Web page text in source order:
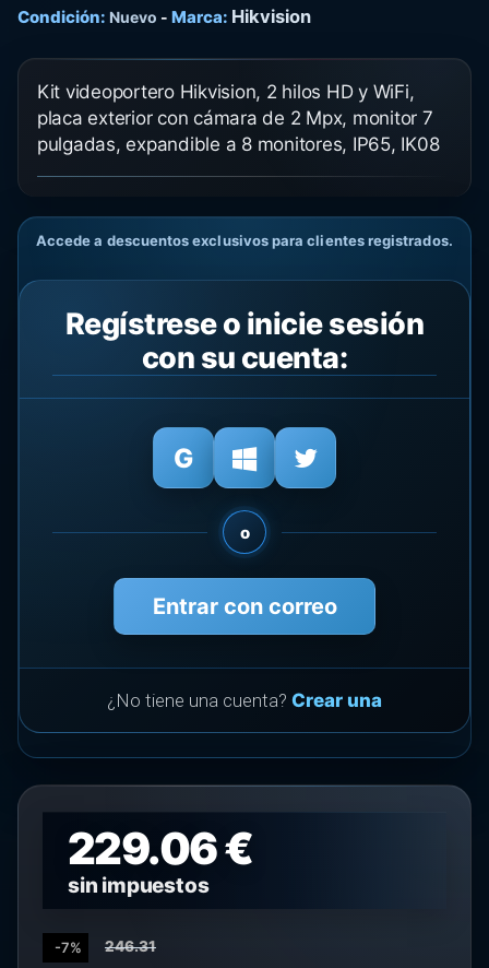
Condición: Nuevo - Marca: Hikvision
Kit videoportero Hikvision, 2 hilos HD y WiFi,
placa exterior con cámara de 2 Mpx, monitor 7
pulgadas, expandible a 8 monitores, IP65, IK08
Accede a descuentos exclusivos para clientes registrados.
Regístrese o inicie sesión
con su cuenta:
o
Entrar con correo
¿No tiene una cuenta? Crear una
229.06 €
sin impuestos
-7% 246.31